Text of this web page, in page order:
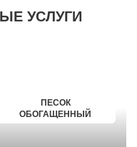
УСЛУГИ
ПЕСОК
ОБОГАЩЕННЫЙ